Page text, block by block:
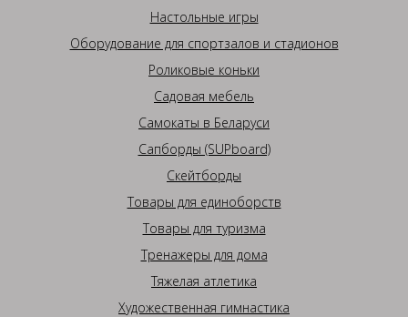
Настольные игры
Оборудование для спортзалов и стадионов
Роликовые коньки
Садовая мебель
Самокаты в Беларуси
Сапборды (SUPboard)
Скейтборды
Товары для единоборств
Товары для туризма
Тренажеры для дома
Тяжелая атлетика
Художественная гимнастика